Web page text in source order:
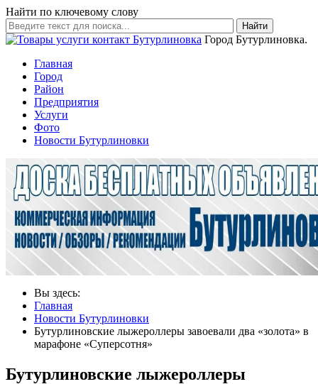
Найти по ключевому слову
Найти
Город Бутурлиновка.
Главная
Город
Район
Предприятия
Услуги
Фото
Новости Бутурлиновки
Вы здесь:
Главная
Новости Бутурлиновки
Бутурлиновские лыжероллеры завоевали два «золота» в
марафоне «Суперсотня»
Бутурлиновские лыжероллеры